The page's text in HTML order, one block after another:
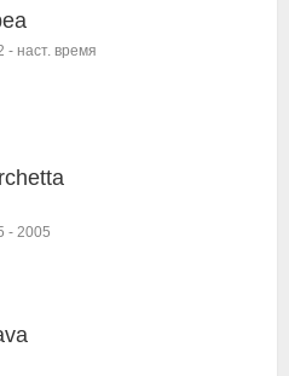
- наст. время
- 2005